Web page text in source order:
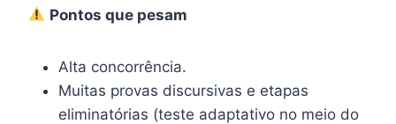
Pontos que pesam
Alta concorrência.
Muitas provas discursivas e etapas
eliminatórias (teste adaptativo no meio do